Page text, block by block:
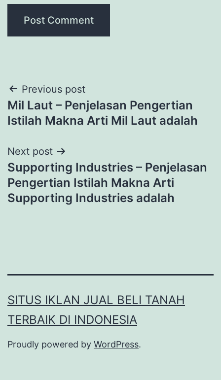
Post
navigation
Previous post
Mil Laut – Penjelasan Pengertian
Istilah Makna Arti Mil Laut adalah
Next post
Supporting Industries – Penjelasan
Pengertian Istilah Makna Arti
Supporting Industries adalah
SITUS IKLAN JUAL BELI TANAH
TERBAIK DI INDONESIA
Proudly powered by WordPress.